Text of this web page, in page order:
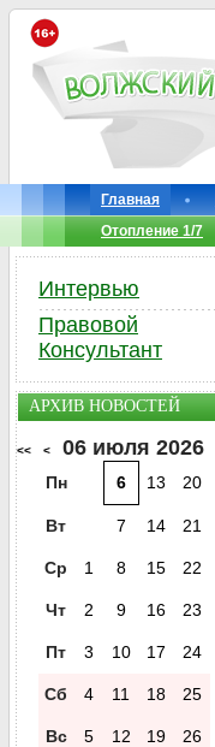
Главная
Отопление 1/7
Интервью
Правовой
Консультант
АРХИВ НОВОСТЕЙ
<< < 06 июля 2026
Пн 6 13 20
Вт 7 14 21
Ср 1 8 15 22
Чт 2 9 16 23
Пт 3 10 17 24
Сб 4 11 18 25
Вс 5 12 19 26